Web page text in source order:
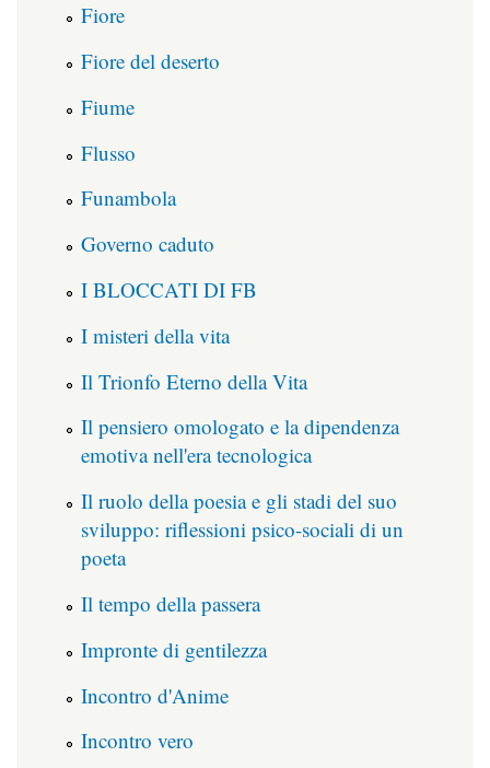
Fiore
Fiore del deserto
Fiume
Flusso
Funambola
Governo caduto
I BLOCCATI DI FB
I misteri della vita
Il Trionfo Eterno della Vita
Il pensiero omologato e la dipendenza
emotiva nell'era tecnologica
Il ruolo della poesia e gli stadi del suo
sviluppo: riflessioni psico-sociali di un
poeta
Il tempo della passera
Impronte di gentilezza
Incontro d'Anime
Incontro vero